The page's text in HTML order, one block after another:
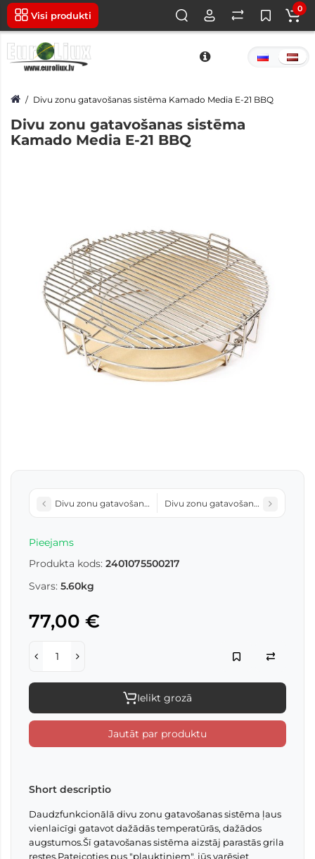
Visi produkti
0
Divu zonu gatavošanas sistēma Kamado Media E-21 BBQ
Divu zonu gatavošanas sistēma
Kamado Media E-21 BBQ
Divu zonu gatavošanas sistēma Kamado Minimo E-18 BBQ
Divu zonu gatavošanas sistēma
Pieejams
Produkta kods: 2401075500217
Svars: 5.60kg
77,00 €
Ielikt grozā
Jautāt par produktu
Short descriptio
Daudzfunkcionālā divu zonu gatavošanas sistēma ļaus
vienlaicīgi gatavot dažādās temperatūrās, dažādos
augstumos.Šī gatavošanas sistēma aizstāj parastās grila
restes.Pateicoties pus "plauktiņiem", jūs varēsiet